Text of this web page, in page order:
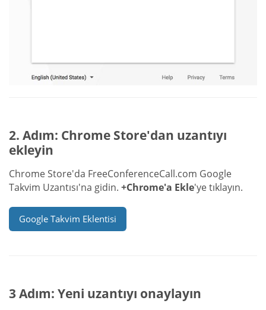
2. Adım: Chrome Store'dan uzantıyı
ekleyin
Chrome Store'da FreeConferenceCall.com Google
Takvim Uzantısı'na gidin. +Chrome'a Ekle'ye tıklayın.
Google Takvim Eklentisi
3 Adım: Yeni uzantıyı onaylayın